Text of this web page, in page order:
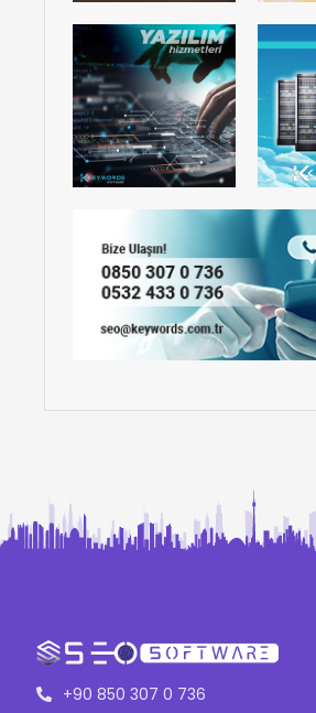
+90 850 307 0 736